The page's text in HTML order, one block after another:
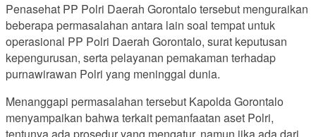
Penasehat PP Polri Daerah Gorontalo tersebut menguraikan
beberapa permasalahan antara lain soal tempat untuk
operasional PP Polri Daerah Gorontalo, surat keputusan
kepengurusan, serta pelayanan pemakaman terhadap
purnawirawan Polri yang meninggal dunia.
Menanggapi permasalahan tersebut Kapolda Gorontalo
menyampaikan bahwa terkait pemanfaatan aset Polri,